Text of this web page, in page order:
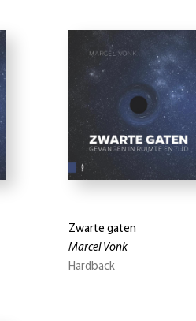
Zwarte gaten
Marcel Vonk
Hardback